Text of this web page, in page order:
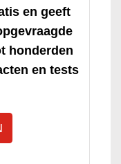
en geeft
honderden
en tests